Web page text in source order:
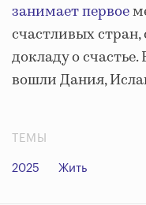
занимает первое
счастливых
докладу о
вошли Дания,
ТЕМЫ
2025 Жить